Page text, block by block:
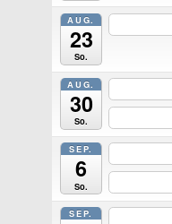
AUG.
23
So.
AUG.
30
So.
SEP.
6
So.
SEP.